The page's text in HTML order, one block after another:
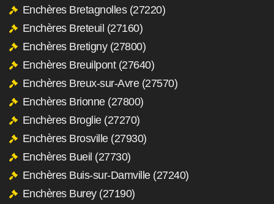
Enchères Bretagnolles (27220)
Enchères Breteuil (27160)
Enchères Bretigny (27800)
Enchères Breuilpont (27640)
Enchères Breux-sur-Avre (27570)
Enchères Brionne (27800)
Enchères Broglie (27270)
Enchères Brosville (27930)
Enchères Bueil (27730)
Enchères Buis-sur-Damville (27240)
Enchères Burey (27190)